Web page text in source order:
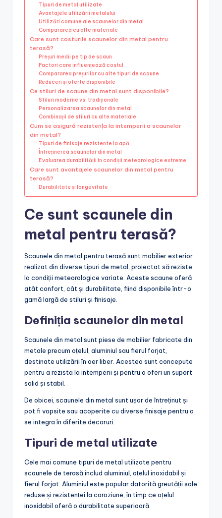
Tipuri de metal utilizate
Avantajele utilizării metalului
Utilizări comune ale scaunelor din metal
Compararea cu alte materiale
Care sunt costurile scaunelor din metal pentru
terasă?
Prețuri medii pe tip de scaun
Factori care influențează costul
Compararea prețurilor cu alte tipuri de scaune
Reduceri și oferte disponibile
Ce stiluri de scaune din metal sunt disponibile?
Stiluri moderne vs. tradiționale
Personalizarea scaunelor din metal
Combinații de stiluri cu alte materiale
Cum se asigură rezistența la intemperii a scaunelor
din metal?
Tipuri de finisaje rezistente la apă
Întreținerea scaunelor din metal
Evaluarea durabilității în condiții meteorologice extreme
Care sunt avantajele scaunelor din metal pentru
terasă?
Durabilitate și longevitate
Ce sunt scaunele din
metal pentru terasă?
Scaunele din metal pentru terasă sunt mobilier exterior
realizat din diverse tipuri de metal, proiectat să reziste
la condiții meteorologice variate. Aceste scaune oferă
atât confort, cât și durabilitate, fiind disponibile într-o
gamă largă de stiluri și finisaje.
Definiția scaunelor din metal
Scaunele din metal sunt piese de mobilier fabricate din
metale precum oțelul, aluminiul sau fierul forjat,
destinate utilizării în aer liber. Acestea sunt concepute
pentru a rezista la intemperii și pentru a oferi un suport
solid și stabil.
De obicei, scaunele din metal sunt ușor de întreținut și
pot fi vopsite sau acoperite cu diverse finisaje pentru a
se integra în diferite decoruri.
Tipuri de metal utilizate
Cele mai comune tipuri de metal utilizate pentru
scaunele de terasă includ aluminiul, oțelul inoxidabil și
fierul forjat. Aluminiul este popular datorită greutății sale
reduse și rezistenței la coroziune, în timp ce oțelul
inoxidabil oferă o durabilitate superioară.